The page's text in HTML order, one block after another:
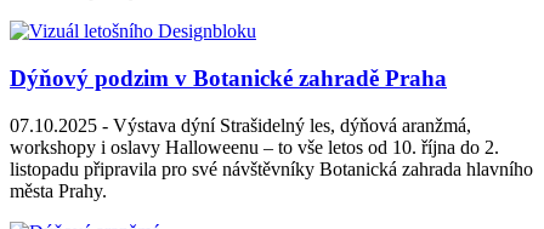
Dýňový podzim v Botanické zahradě Praha
07.10.2025 - Výstava dýní Strašidelný les, dýňová aranžmá,
workshopy i oslavy Halloweenu – to vše letos od 10. října do 2.
listopadu připravila pro své návštěvníky Botanická zahrada hlavního
města Prahy.